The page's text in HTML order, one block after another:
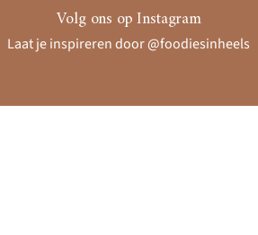
Volg ons op Instagram
Laat je inspireren door @foodiesinheels